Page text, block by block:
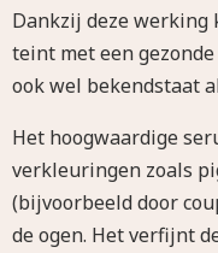
Dankzij deze werking
teint met een
ook wel bekendstaat
Het hoogwaardige
verkleuringen zoals
(bijvoorbeeld door
de ogen. Het verfijnt